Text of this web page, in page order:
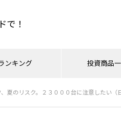
で！
ンキング 投資商品
CFDの取引手法 投資戦略コ
人気記事
平均 金相場 TOPIX ド
夏のリスク。２３０００台に注意したい（